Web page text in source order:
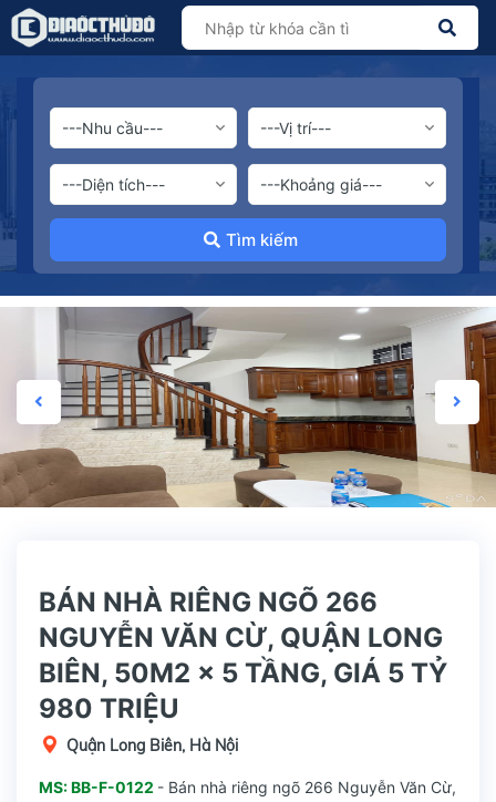
Tìm kiếm
BÁN NHÀ RIÊNG NGÕ 266
NGUYỄN VĂN CỪ, QUẬN LONG
BIÊN, 50M2 x 5 TẦNG, GIÁ 5 TỶ
980 TRIỆU
Quận Long Biên, Hà Nội
MS: BB-F-0122 - Bán nhà riêng ngõ 266 Nguyễn Văn Cừ,